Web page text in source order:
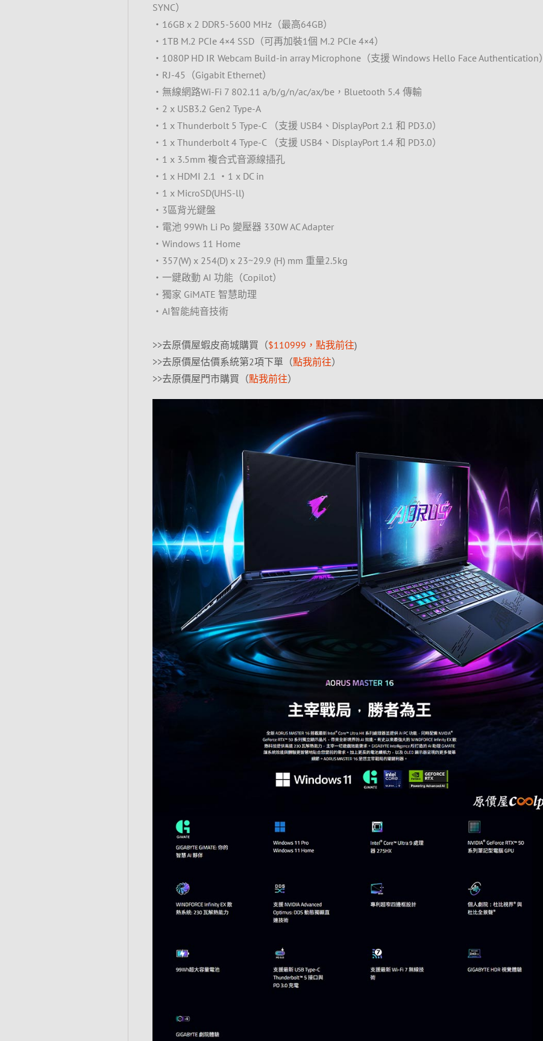
SYNC）
‧16GB x 2 DDR5-5600 MHz（最高64GB）
‧1TB M.2 PCIe 4×4 SSD（可再加裝1個 M.2 PCIe 4×4）
‧1080P HD IR Webcam Build-in array Microphone（支援 Windows Hello Face Authentication）
‧RJ-45（Gigabit Ethernet）
‧無線網路Wi-Fi 7 802.11 a/b/g/n/ac/ax/be，Bluetooth 5.4 傳輸
‧2 x USB3.2 Gen2 Type-A
‧1 x Thunderbolt 5 Type-C （支援 USB4、DisplayPort 2.1 和 PD3.0）
‧1 x Thunderbolt 4 Type-C （支援 USB4、DisplayPort 1.4 和 PD3.0）
‧1 x 3.5mm 複合式音源線插孔
‧1 x HDMI 2.1 ‧1 x DC in
‧1 x MicroSD(UHS-ll)
‧3區背光鍵盤
‧電池 99Wh Li Po 變壓器 330W AC Adapter
‧Windows 11 Home
‧357(W) x 254(D) x 23~29.9 (H) mm 重量2.5kg
‧一鍵啟動 AI 功能（Copilot）
‧獨家 GiMATE 智慧助理
‧AI智能純音技術
>>去原價屋蝦皮商城購買（$110999，點我前往)
>>去原價屋估價系統第2項下單（點我前往）
>>去原價屋門市購買（點我前往）